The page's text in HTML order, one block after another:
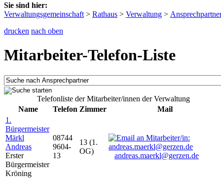
Sie sind hier:
Verwaltungsgemeinschaft > Rathaus > Verwaltung >
drucken nach oben
Mitarbeiter-Telefon-Liste
Telefonliste der Mitarbeiter/innen der Verwaltung
Name
Telefon Zimmer
Mail
1.
Bürgermeister
Märkl
Andreas
Erster
Bürgermeister
Kröning
08744
9604-
13
13 (1.
OG)
andreas.maerkl@gerzen.de